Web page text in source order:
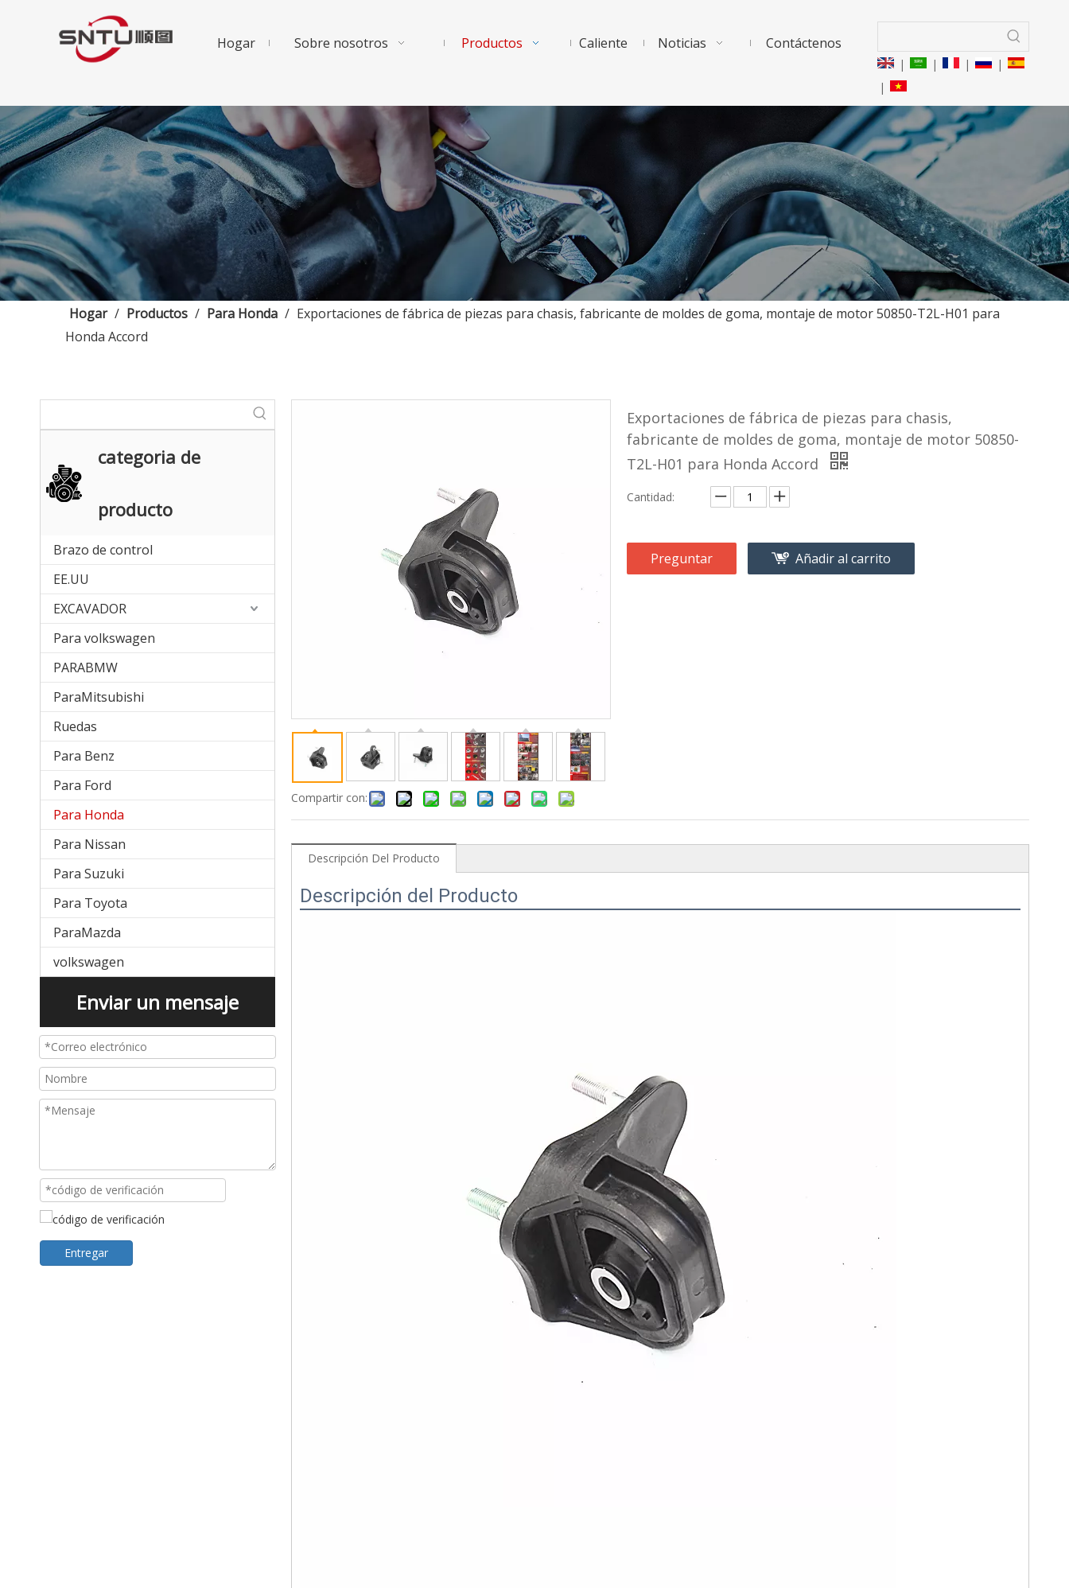
Hogar Sobre nosotros Productos Caliente Noticias Contáctenos
| | |
|
|
Hogar / Productos / Para Honda / Exportaciones de fábrica de piezas para chasis, fabricante de moldes de goma, montaje de motor 50850-T2L-H01 para
Honda Accord
categoria de
producto
Brazo de control
EE.UU
EXCAVADOR
Para volkswagen
PARABMW
ParaMitsubishi
Ruedas
Para Benz
Para Ford
Para Honda
Para Nissan
Para Suzuki
Para Toyota
ParaMazda
volkswagen
Enviar un mensaje
Entregar
Compartir con:
Exportaciones de fábrica de piezas para chasis,
fabricante de moldes de goma, montaje de motor 50850-
T2L-H01 para Honda Accord
Cantidad:
Preguntar Añadir al carrito
Descripción Del Producto
Descripción del Producto